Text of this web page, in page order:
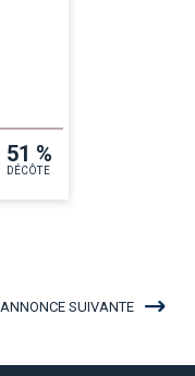
51 %
DÉCÔTE
ANNONCE SUIVANTE